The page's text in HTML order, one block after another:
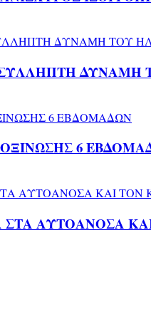
ΔΥΝΑΜΗ
6
ΣΤΑ ΑΥΤΟΑΝΟΣΑ